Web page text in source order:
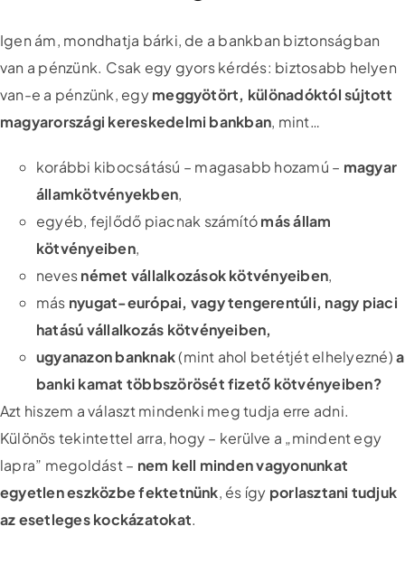
Igen ám, mondhatja bárki, de a bankban biztonságban
van a pénzünk. Csak egy gyors kérdés: biztosabb helyen
van-e a pénzünk, egymeggyötört, különadóktól sújtott
magyarországi kereskedelmi bankban, mint…
korábbi kibocsátású – magasabb hozamú – magyar
államkötvényekben,
egyéb, fejlődő piacnak számítómás állam
kötvényeiben,
nevesnémet vállalkozások kötvényeiben,
más nyugat-európai, vagy tengerentúli, nagy piaci
hatású vállalkozás kötvényeiben,
ugyanazon banknak(mint ahol betétjét elhelyezné)a
banki kamat többszörösét fizető kötvényeiben?
Azt hiszem a választ mindenki meg tudja erre adni.
Különös tekintettel arra, hogy – kerülve a „mindent egy
lapra” megoldást – nem kell minden vagyonunkat
egyetlen eszközbe fektetnünk, és így porlasztani tudjuk
az esetleges kockázatokat.